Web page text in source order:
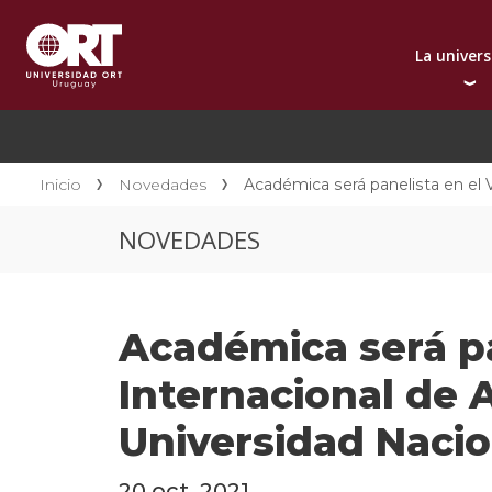
La
Presentación
Reconocimientos
Contacto
Inicio Novedades Académica será panelista en el
NOVEDADES
Académica será
Internacional de
Universidad